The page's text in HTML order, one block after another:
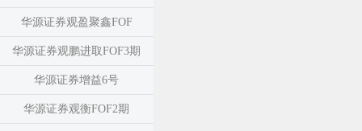
华源证券观盈聚鑫FOF
华源证券观鹏进取FOF3期
华源证券增益6号
华源证券观衡FOF2期